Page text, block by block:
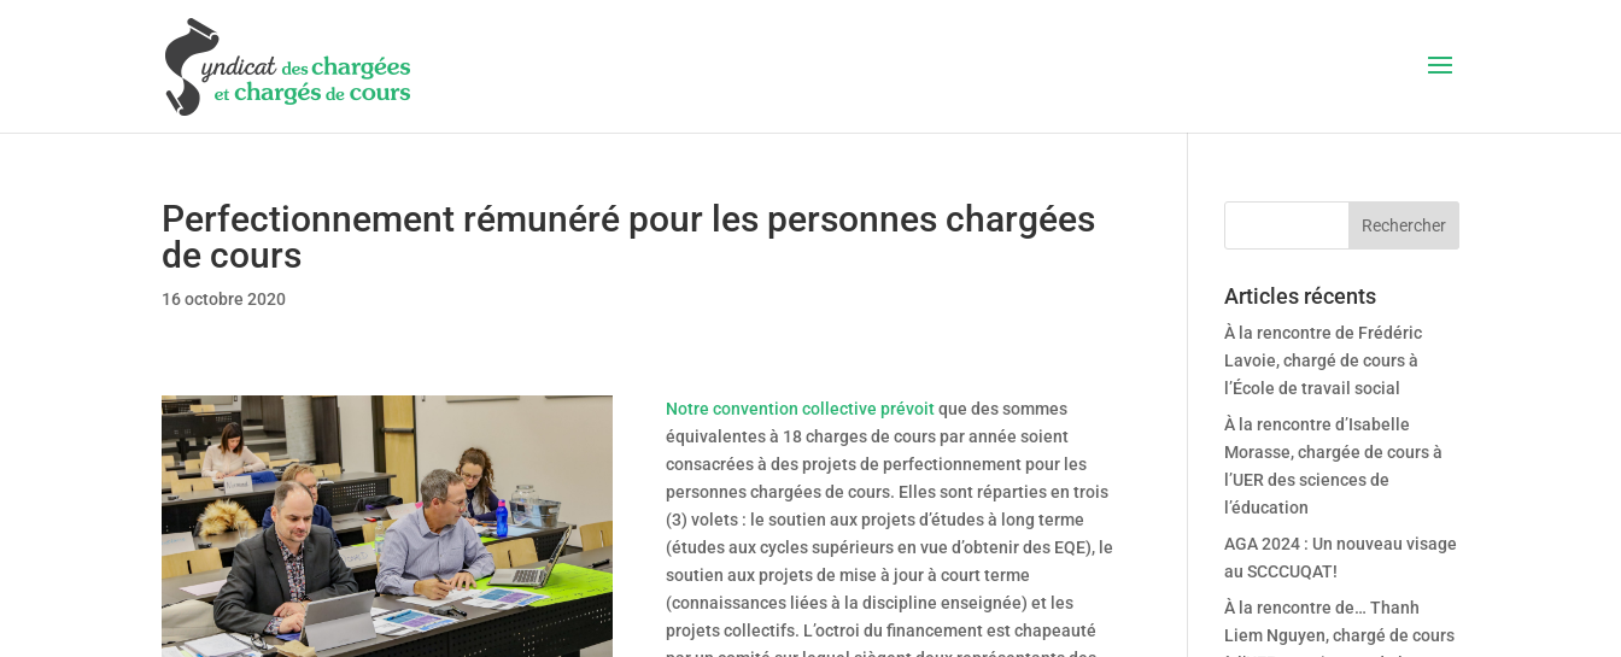
Perfectionnement rémunéré pour les personnes chargées
de cours
16 octobre 2020
Notre convention collective prévoitque des sommes
équivalentes à 18 charges de cours par année soient
consacrées à des projets de perfectionnement pour les
personnes chargées de cours. Elles sont réparties en trois
(3) volets : le soutien aux projets d’études à long terme
(études aux cycles supérieurs en vue d’obtenir des EQE), le
soutien aux projets de mise à jour à court terme
(connaissances liées à la discipline enseignée) et les
projets collectifs. L’octroi du financement est chapeauté
Articles récents
À la rencontre de Frédéric
Lavoie, chargé de cours à
l’École de travail social
À la rencontre d’Isabelle
Morasse, chargée de cours à
l’UER des sciences de
l’éducation
AGA 2024 : Un nouveau visage
au SCCCUQAT!
À la rencontre de… Thanh
Liem Nguyen, chargé de cours